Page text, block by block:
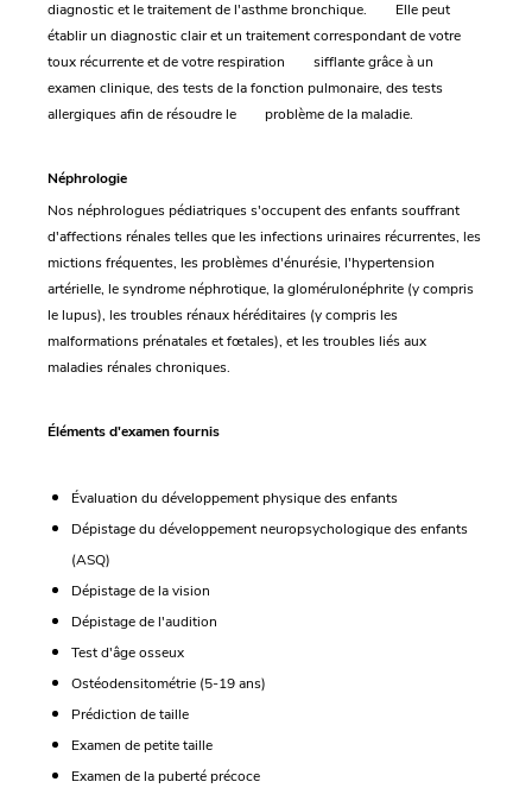
diagnostic et le traitement de l'asthme bronchique. Elle peut
établir un diagnostic clair et un traitement correspondant de votre
toux récurrente et de votre respiration sifflante grâce à un
examen clinique, des tests de la fonction pulmonaire, des tests
allergiques afin de résoudre le problème de la maladie.
Néphrologie
Nos néphrologues pédiatriques s'occupent des enfants souffrant
d'affections rénales telles que les infections urinaires récurrentes, les
mictions fréquentes, les problèmes d'énurésie, l'hypertension
artérielle, le syndrome néphrotique, la glomérulonéphrite (y compris
le lupus), les troubles rénaux héréditaires (y compris les
malformations prénatales et fœtales), et les troubles liés aux
maladies rénales chroniques.
Éléments d'examen fournis
Évaluation du développement physique des enfants
Dépistage du développement neuropsychologique des enfants
(ASQ)
Dépistage de la vision
Dépistage de l'audition
Test d'âge osseux
Ostéodensitométrie (5-19 ans)
Prédiction de taille
Examen de petite taille
Examen de la puberté précoce